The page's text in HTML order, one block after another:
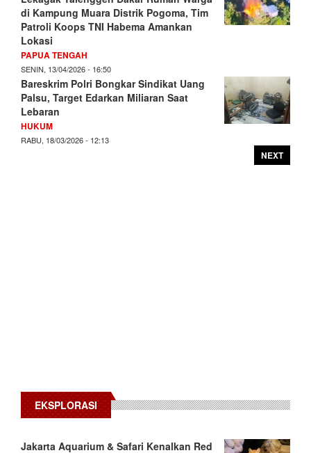
di Kampung Muara Distrik Pogoma, Tim
Patroli Koops TNI Habema Amankan
Lokasi
PAPUA TENGAH
SENIN, 13/04/2026 - 16:50
Bareskrim Polri Bongkar Sindikat Uang
Palsu, Target Edarkan Miliaran Saat
Lebaran
HUKUM
RABU, 18/03/2026 - 12:13
NEXT
EKSPLORASI
Jakarta Aquarium & Safari Kenalkan Red